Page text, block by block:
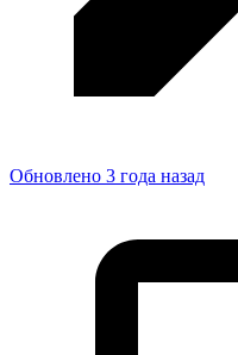
Обновлено 3 года назад